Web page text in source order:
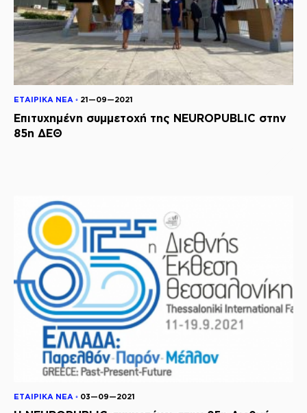
ΕΤΑΙΡΙΚΑ ΝΕΑ ◦ 21—09—2021
Επιτυχημένη συμμετοχή της NEUROPUBLIC στην
85η ΔΕΘ
ΕΤΑΙΡΙΚΑ ΝΕΑ ◦ 03—09—2021